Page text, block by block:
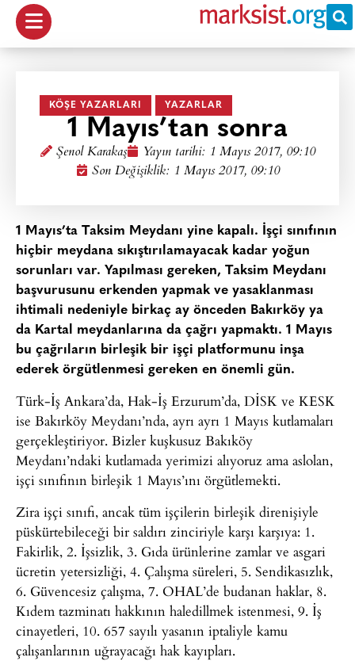
KÖŞE YAZARLARI YAZARLAR
1 Mayıs’tan sonra
Şenol Karakaş Yayın tarihi: 1 Mayıs 2017, 09:10
Son Değişiklik: 1 Mayıs 2017, 09:10
1 Mayıs’ta Taksim Meydanı yine kapalı. İşçi sınıfının
hiçbir meydana sıkıştırılamayacak kadar yoğun
sorunları var. Yapılması gereken, Taksim Meydanı
başvurusunu erkenden yapmak ve yasaklanması
ihtimali nedeniyle birkaç ay önceden Bakırköy ya
da Kartal meydanlarına da çağrı yapmaktı. 1 Mayıs
bu çağrıların birleşik bir işçi platformunu inşa
ederek örgütlenmesi gereken en önemli gün.
Türk-İş Ankara’da, Hak-İş Erzurum’da, DİSK ve KESK
ise Bakırköy Meydanı’nda, ayrı ayrı 1 Mayıs kutlamaları
gerçekleştiriyor. Bizler kuşkusuz Bakıköy
Meydanı’ndaki kutlamada yerimizi alıyoruz ama aslolan,
işçi sınıfının birleşik 1 Mayıs’ını örgütlemekti.
Zira işçi sınıfı, ancak tüm işçilerin birleşik direnişiyle
püskürtebileceği bir saldırı zinciriyle karşı karşıya: 1.
Fakirlik, 2. İşsizlik, 3. Gıda ürünlerine zamlar ve asgari
ücretin yetersizliği, 4. Çalışma süreleri, 5. Sendikasızlık,
6. Güvencesiz çalışma, 7. OHAL’de budanan haklar, 8.
Kıdem tazminatı hakkının haledillmek istenmesi, 9. İş
cinayetleri, 10. 657 sayılı yasanın iptaliyle kamu
çalışanlarının uğrayacağı hak kayıpları.